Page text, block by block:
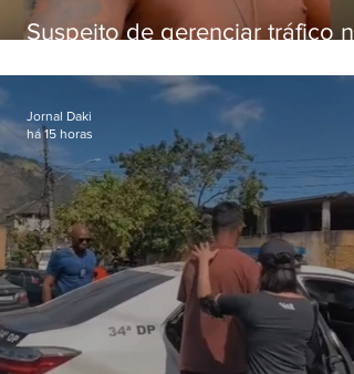
Suspeito de gerenciar tráfico na
foragido
Jornal Daki
há 15 horas